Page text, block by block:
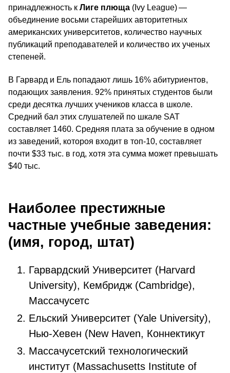
принадлежность к Лиге плюща (Ivy League) —
объединение восьми старейших авторитетных
американских университетов, количество научных
публикаций преподавателей и количество их ученых
степеней.
В Гарвард и Ель попадают лишь 16% абитуриентов,
подающих заявления. 92% принятых студентов были
среди десятка лучших учеников класса в школе.
Средний бал этих слушателей по шкале SAT
составляет 1460. Средняя плата за обучение в одном
из заведений, котороя входит в топ-10, составляет
почти $33 тыс. в год, хотя эта сумма может превышать
$40 тыс.
Наиболее престижные
частные учебные заведения:
(имя, город, штат)
Гарвардский Университет (Harvard
University), Кембридж (Cambridge),
Массачусетс
Ельский Университет (Yale University),
Нью-Хевен (New Haven, Коннектикут
Массачусетский технологический
институт (Massachusetts Institute of